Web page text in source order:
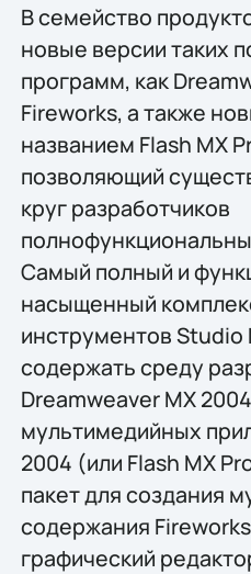
В семейство
новые версии таких
программ, как
Fireworks, а также
названием Flash MX
позволяющий
круг разработчиков
Самый полный и
насыщенный
инструментов Studio
содержать среду
Dreamweaver MX
мультимедийных
2004 (или Flash MX
пакет для создания
содержания
графический